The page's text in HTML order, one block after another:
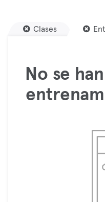
Clases
No se